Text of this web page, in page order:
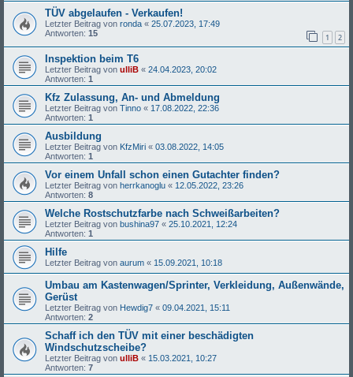
TÜV abgelaufen - Verkaufen!
Letzter Beitrag von ronda « 25.07.2023, 17:49
Antworten: 15 1 2
Inspektion beim T6
Letzter Beitrag von ulliB « 24.04.2023, 20:02
Antworten: 1
Kfz Zulassung, An- und Abmeldung
Letzter Beitrag von Tinno « 17.08.2022, 22:36
Antworten: 1
Ausbildung
Letzter Beitrag von KfzMiri « 03.08.2022, 14:05
Antworten: 1
Vor einem Unfall schon einen Gutachter finden?
Letzter Beitrag von herrkanoglu « 12.05.2022, 23:26
Antworten: 8
Welche Rostschutzfarbe nach Schweißarbeiten?
Letzter Beitrag von bushina97 « 25.10.2021, 12:24
Antworten: 1
Hilfe
Letzter Beitrag von aurum « 15.09.2021, 10:18
Umbau am Kastenwagen/Sprinter, Verkleidung, Außenwände,
Gerüst
Letzter Beitrag von Hewdig7 « 09.04.2021, 15:11
Antworten: 2
Schaff ich den TÜV mit einer beschädigten
Windschutzscheibe?
Letzter Beitrag von ulliB « 15.03.2021, 10:27
Antworten: 7